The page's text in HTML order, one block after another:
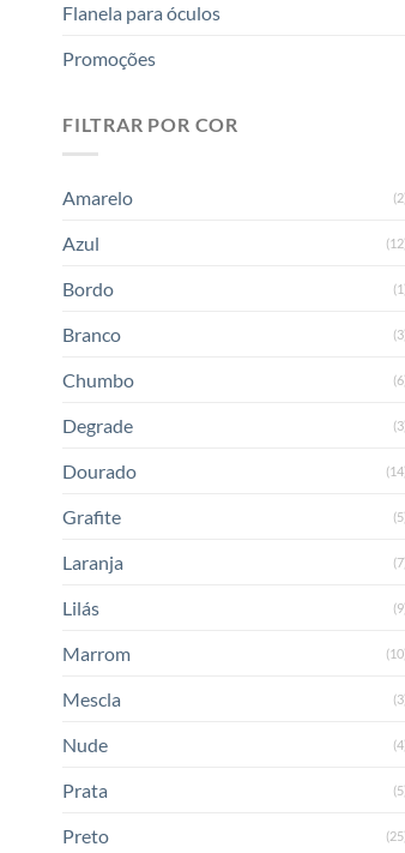
Flanela para óculos
Promoções
FILTRAR POR COR
Amarelo
Azul
Bordo
Branco
Chumbo
Degrade
Dourado
Grafite
Laranja
Lilás
Marrom
Mescla
Nude
Prata
Preto